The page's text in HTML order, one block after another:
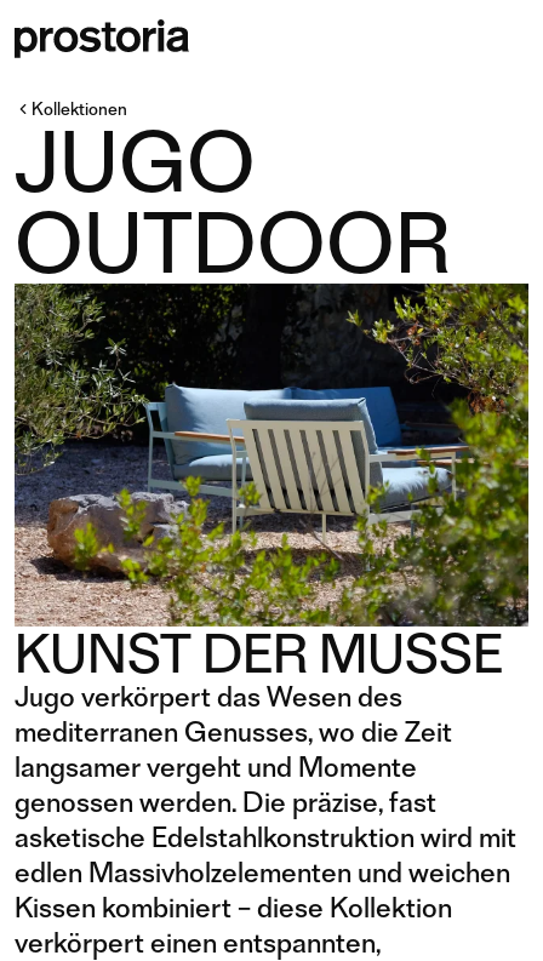
Kollektionen
JUGO
OUTDOOR
KUNST DER MUSSE
Jugo verkörpert das Wesen des
mediterranen Genusses, wo die Zeit
langsamer vergeht und Momente
genossen werden. Die präzise, ​​fast
asketische Edelstahlkonstruktion wird mit
edlen Massivholzelementen und weichen
Kissen kombiniert – diese Kollektion
verkörpert einen entspannten,